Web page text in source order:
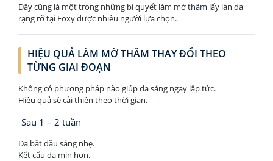
Đây cũng là một trong những bí quyết làm mờ thâm lấy làn da
rạng rỡ tại Foxy được nhiều người lựa chọn.
HIỆU QUẢ LÀM MỜ THÂM THAY ĐỔI THEO
TỪNG GIAI ĐOẠN
Không có phương pháp nào giúp da sáng ngay lập tức.
Hiệu quả sẽ cải thiện theo thời gian.
Sau 1 – 2 tuần
Da bắt đầu sáng nhẹ.
Kết cấu da mịn hơn.